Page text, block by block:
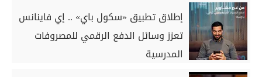
إطلاق تطبيق «سكول باي» .. إي فاينانس
تعزز وسائل الدفع الرقمي للمصروفات
المدرسية